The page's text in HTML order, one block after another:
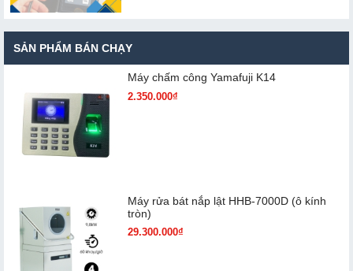
SẢN PHẨM BÁN CHẠY
Máy chấm cô​ng Yamafuji K14
2.350.000₫
Máy rửa bát nắp lật HHB-7000D (ô kính
tròn)
29.300.000₫